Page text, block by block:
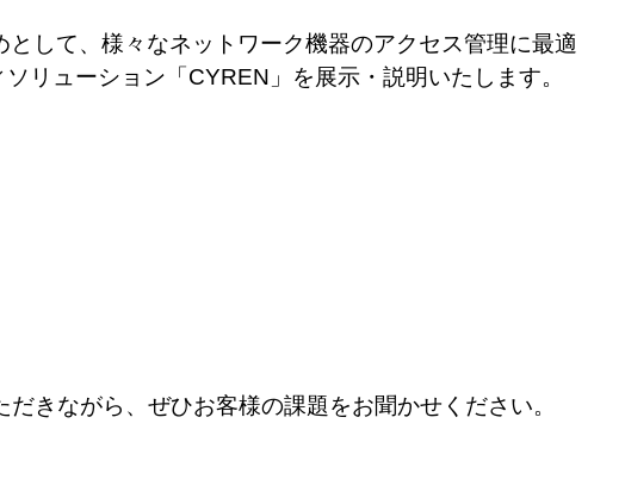
して、様々なネットワーク機器のアクセス管理に最適
リューション「CYREN」を展示・説明いたします。
きながら、ぜひお客様の課題をお聞かせください。